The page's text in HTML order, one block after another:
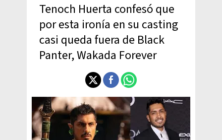
Tenoch Huerta confesó que
por esta ironía en su casting
casi queda fuera de Black
Panter, Wakada Forever